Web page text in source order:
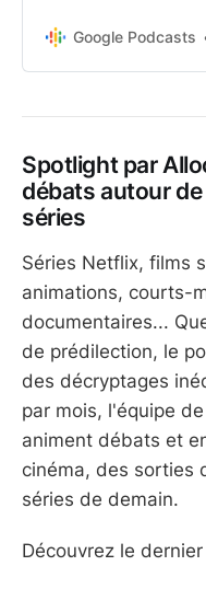
Parent (réalisateur) et
décide r…
Google Podcasts
Spotlight par
débats autour
séries
Séries Netflix, films
animations, courts-
documentaires...
de prédilection, le
des décryptages
par mois, l'équipe
animent débats et
cinéma, des sorties
séries de demain.
Découvrez le